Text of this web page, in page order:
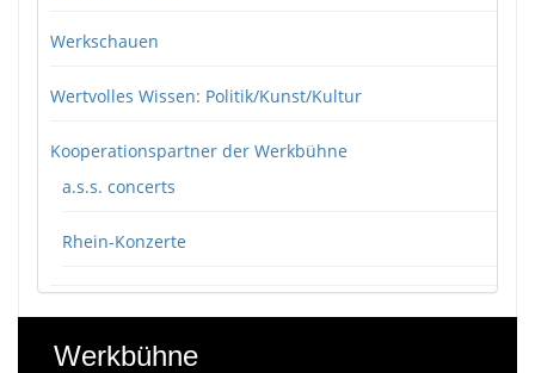
Werkschauen
Wertvolles Wissen: Politik/Kunst/Kultur
Kooperationspartner der Werkbühne
a.s.s. concerts
Rhein-Konzerte
Werkbühne